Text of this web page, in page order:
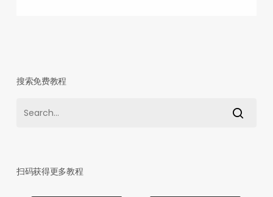
搜索免费教程
扫码获得更多教程